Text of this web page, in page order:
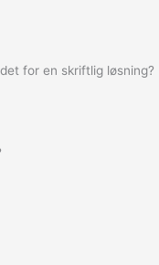
for en skriftlig løsning?